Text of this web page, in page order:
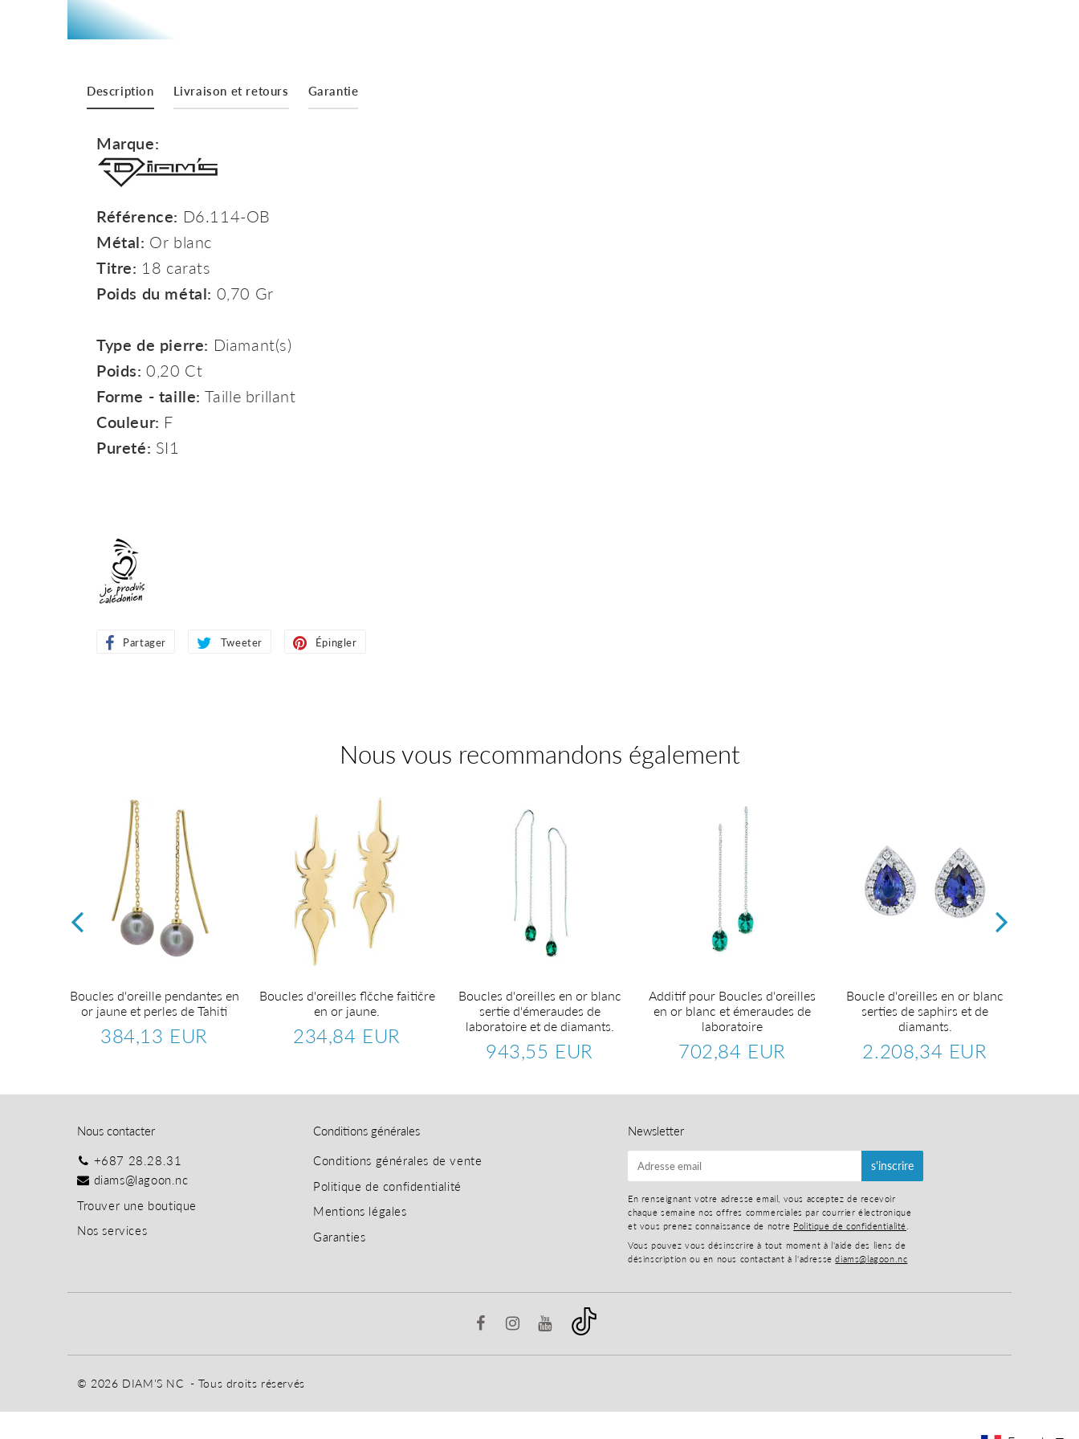
Description Livraison et retours Garantie
Marque:
Référence: D6.114-OB
Métal: Or blanc
Titre: 18 carats
Poids du métal: 0,70 Gr
Type de pierre: Diamant(s)
Poids: 0,20 Ct
Forme - taille: Taille brillant
Couleur: F
Pureté: SI1
Partager
Partager
Tweeter
Tweeter
Épingler
Nous vous recommandons également
Boucles d'oreille pendantes en
or jaune et perles de Tahiti
Prix
384,13 EUR
Boucles d'oreilles flčche faitičre
en or jaune.
Prix
234,84 EUR
Boucles d'oreilles en or blanc
sertie d'émeraudes de
laboratoire et de diamants.
Prix
943,55 EUR
Additif pour Boucles d'oreilles
en or blanc et émeraudes de
laboratoire
Prix
702,84 EUR
Boucle d'oreilles en or blanc
serties de saphirs et de
diamants.
Prix
2.208,34 EUR
Nous contacter
+687 28.28.31
diams@lagoon.nc
Trouver une boutique
Nos services
Conditions générales
Conditions générales de vente
Politique de confidentialité
Mentions légales
Garanties
Newsletter
E-
mail
s'inscrire
En renseignant votre adresse email, vous acceptez de recevoir
chaque semaine nos offres commerciales par courrier électronique
et vous prenez connaissance de notre Politique de confidentialité
Vous pouvez vous désinscrire à tout moment à l'aide des liens de
désinscription ou en nous contactant à l'adressediams@lagoon.nc
© 2026 DIAM'S NC - Tous droits réservés